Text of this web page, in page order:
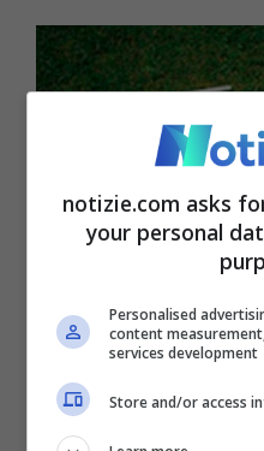
Mutui, Fabi lancia l’allarme
L’Ufficio studi della
autonoma bancari
notizie.com asks
your personal
Personalised
content
services development
Store and/or access